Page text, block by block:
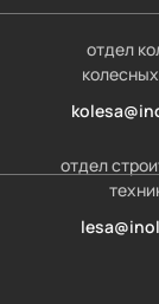
отдел
отдел